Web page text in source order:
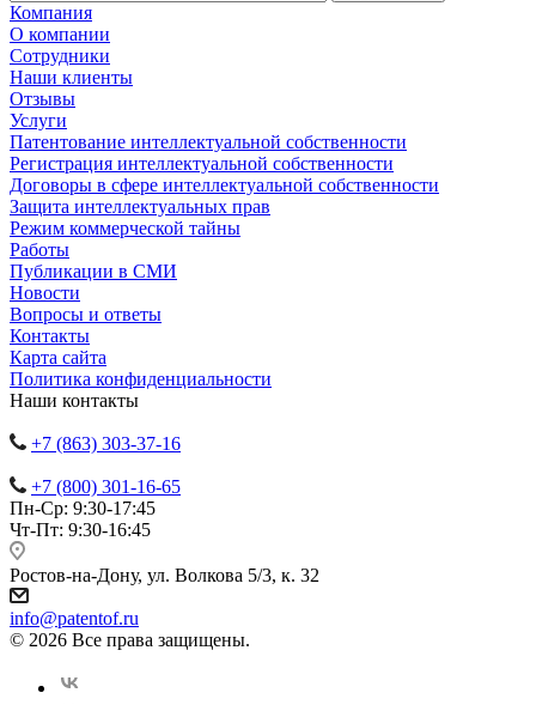
Компания
О компании
Сотрудники
Наши клиенты
Отзывы
Услуги
Патентование интеллектуальной собственности
Регистрация интеллектуальной собственности
Договоры в сфере интеллектуальной собственности
Защита интеллектуальных прав
Режим коммерческой тайны
Работы
Публикации в СМИ
Новости
Вопросы и ответы
Контакты
Карта сайта
Политика конфиденциальности
Наши контакты
+7 (863) 303-37-16
+7 (800) 301-16-65
Пн-Ср: 9:30-17:45
Чт-Пт: 9:30-16:45
Ростов-на-Дону, ул. Волкова 5/3, к. 32
info@patentof.ru
© 2026 Все права защищены.